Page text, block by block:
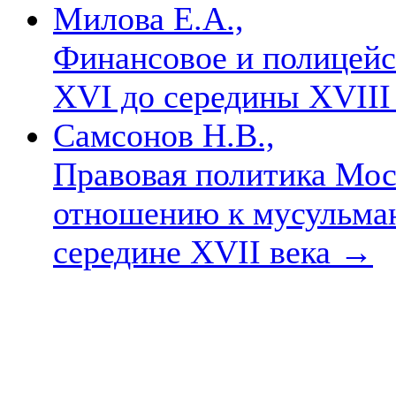
Милова Е.А.,
Финансовое и
XVI до середины XVIII
Самсонов Н.В.,
Правовая политика
отношению к
середине XVII века →